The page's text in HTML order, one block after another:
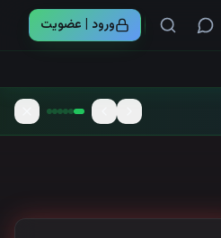
ورود | عضویت